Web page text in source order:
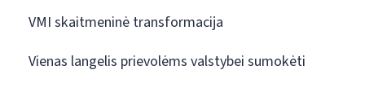
VMI skaitmeninė transformacija
Vienas langelis prievolėms valstybei sumokėti